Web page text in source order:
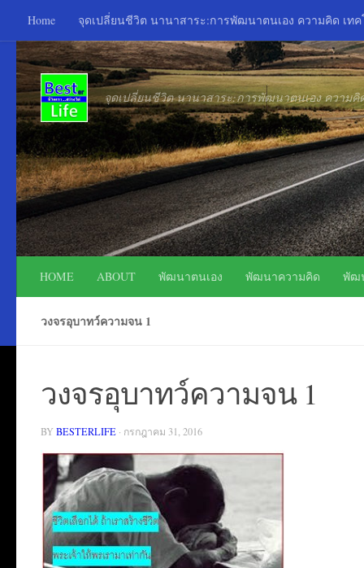
Skip to content
Home จุดเปลี่ยนชีวิต นานาสาระ:การพัฒนาตนเอง ความคิด เท
จุดเปลี่ยนชีวิต นานาสาระ:การพัฒนาตนเอง ความ
HOME ABOUT พัฒนาตนเอง พัฒนาความคิด พัฒ
วงจรอุบาทว์ความจน 1
วงจรอุบาทว์ความจน 1
BY BESTERLIFE · กรกฎาคม 31, 2016